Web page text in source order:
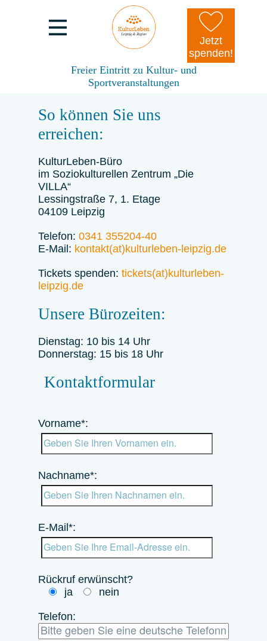
Jetzt
spenden!
Freier Eintritt zu Kultur- und
Sportveranstaltungen
So können Sie uns
erreichen:
KulturLeben-Büro
im Soziokulturellen Zentrum „Die
VILLA“
Lessingstraße 7, 1. Etage
04109 Leipzig
Telefon: 0341 355204-40
E-Mail: kontakt(at)kulturleben-leipzig.de
Tickets spenden: tickets(at)kulturleben-
leipzig.de
Unsere Bürozeiten:
Dienstag: 10 bis 14 Uhr
Donnerstag: 15 bis 18 Uhr
Kontaktformular
lasse
dieses
Feld
Vorname*:
Nachname*:
E-Mail*:
Rückruf erwünscht?
ja
nein
Telefon: